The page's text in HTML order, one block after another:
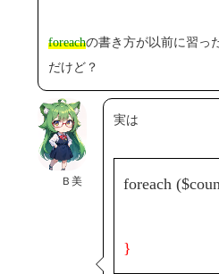
foreachの書き方が以前に習っ
だけど？
Ｂ美
実は
foreach
}